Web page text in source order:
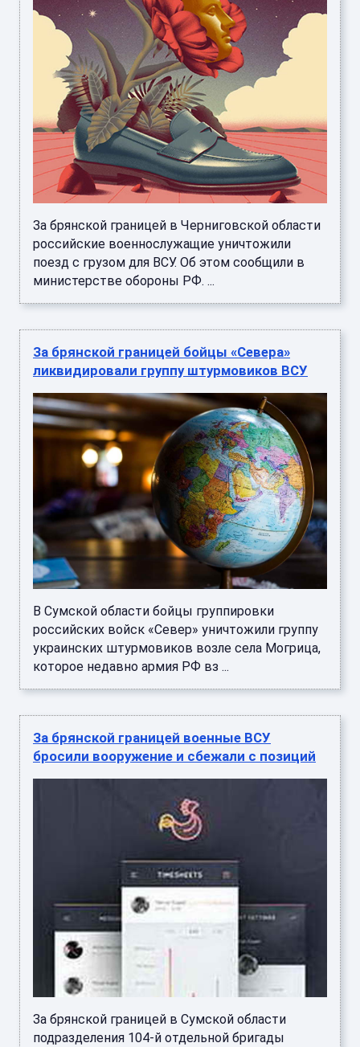
За брянской границей в Черниговской области
российские военнослужащие уничтожили
поезд с грузом для ВСУ. Об этом сообщили в
министерстве обороны РФ. ...
За брянской границей бойцы «Севера»
ликвидировали группу штурмовиков ВСУ
В Сумской области бойцы группировки
российских войск «Север» уничтожили группу
украинских штурмовиков возле села Могрица,
которое недавно армия РФ вз ...
За брянской границей военные ВСУ
бросили вооружение и сбежали с позиций
За брянской границей в Сумской области
подразделения 104-й отдельной бригады